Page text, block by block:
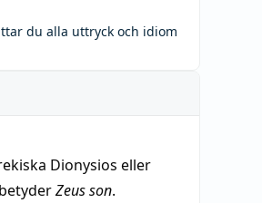
du alla uttryck och idiom
Dionysios eller
Zeus son.